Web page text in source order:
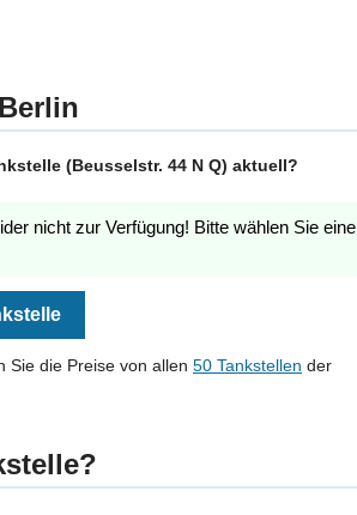
(Beusselstr. 44 N Q) aktuell?
nicht zur Verfügung! Bitte wählen Sie eine
Sie die Preise von allen 50 Tankstellen der